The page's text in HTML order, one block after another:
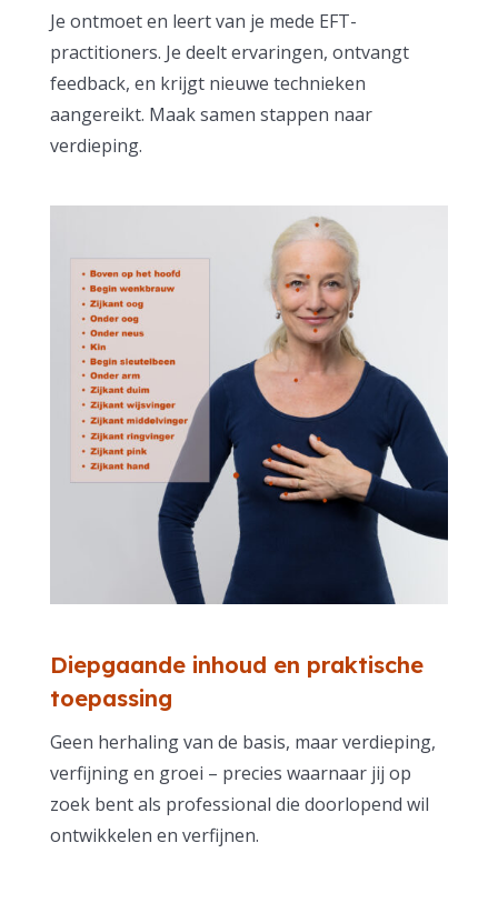
Je ontmoet en leert van je mede EFT-
practitioners. Je deelt ervaringen, ontvangt
feedback, en krijgt nieuwe technieken
aangereikt. Maak samen stappen naar
verdieping.
Diepgaande inhoud en praktische
toepassing
Geen herhaling van de basis, maar verdieping,
verfijning en groei – precies waarnaar jij op
zoek bent als professional die doorlopend wil
ontwikkelen en verfijnen.